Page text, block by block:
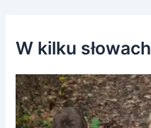
W kilku słowach